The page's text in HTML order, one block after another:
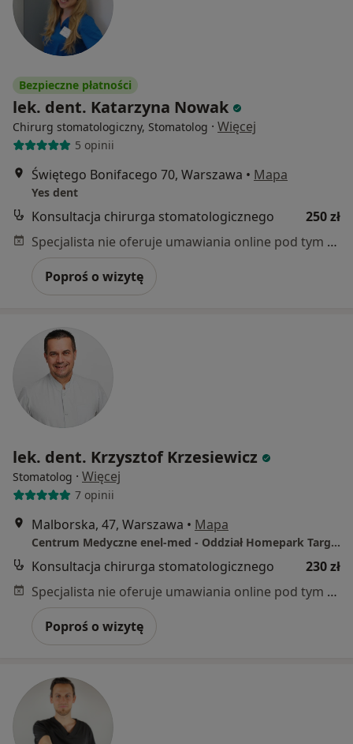
Bezpieczne płatności
lek. dent. Katarzyna Nowak
Chirurg stomatologiczny, Stomatolog · Więcej
5 opinii
Świętego Bonifacego 70, Warszawa • Mapa
Yes dent
Konsultacja chirurga stomatologicznego
250 zł
Specjalista nie oferuje umawiania online pod tym adresem.
Poproś o wizytę
lek. dent. Krzysztof Krzesiewicz
Stomatolog · Więcej
7 opinii
Malborska, 47, Warszawa • Mapa
Centrum Medyczne enel-med - Oddział Homepark Targówek
Konsultacja chirurga stomatologicznego
230 zł
Specjalista nie oferuje umawiania online pod tym adresem.
Poproś o wizytę